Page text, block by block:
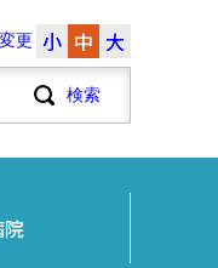
更 小 中 大